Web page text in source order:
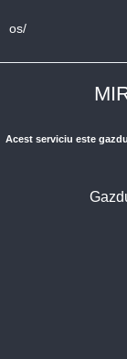
os/
Acest serviciu este